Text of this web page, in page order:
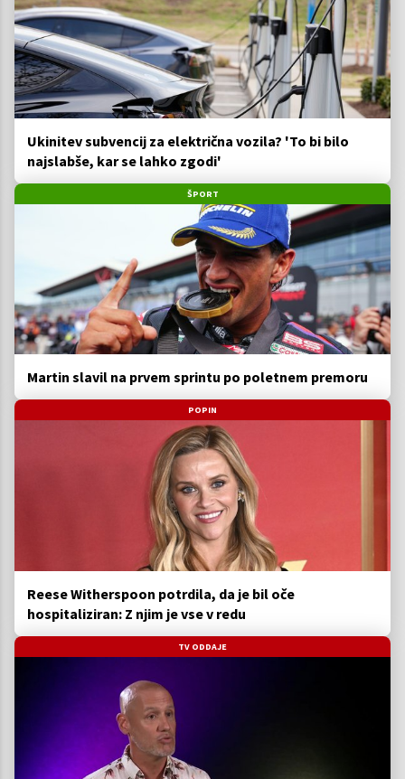
Ukinitev subvencij za električna vozila? 'To bi bilo
najslabše, kar se lahko zgodi'
ŠPORT
Martin slavil na prvem sprintu po poletnem premoru
POPIN
Reese Witherspoon potrdila, da je bil oče
hospitaliziran: Z njim je vse v redu
TV ODDAJE